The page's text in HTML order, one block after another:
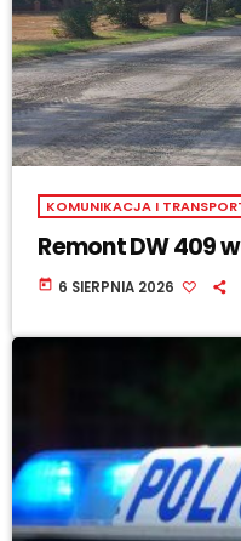
KOMUNIKACJA I
Remont DW 409
today 6 SIERPNIA 2026